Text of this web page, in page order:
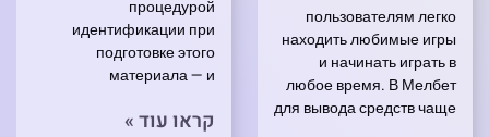
пользователям легко
находить любимые игры
и начинать играть в
любое время. В Мелбет
для вывода средств чаще
процедурой
идентификации при
подготовке этого
материала — и
קראו עוד »